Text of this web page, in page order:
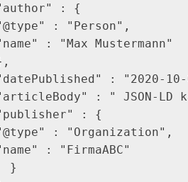
: {
: "Person",
: "Max Mustermann"
: "2020-
: " JSON-LD
: {
: "Organization",
: "FirmaABC"
}